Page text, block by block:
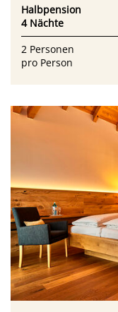
Halbpension
4 Nächte
2 Personen
pro Person